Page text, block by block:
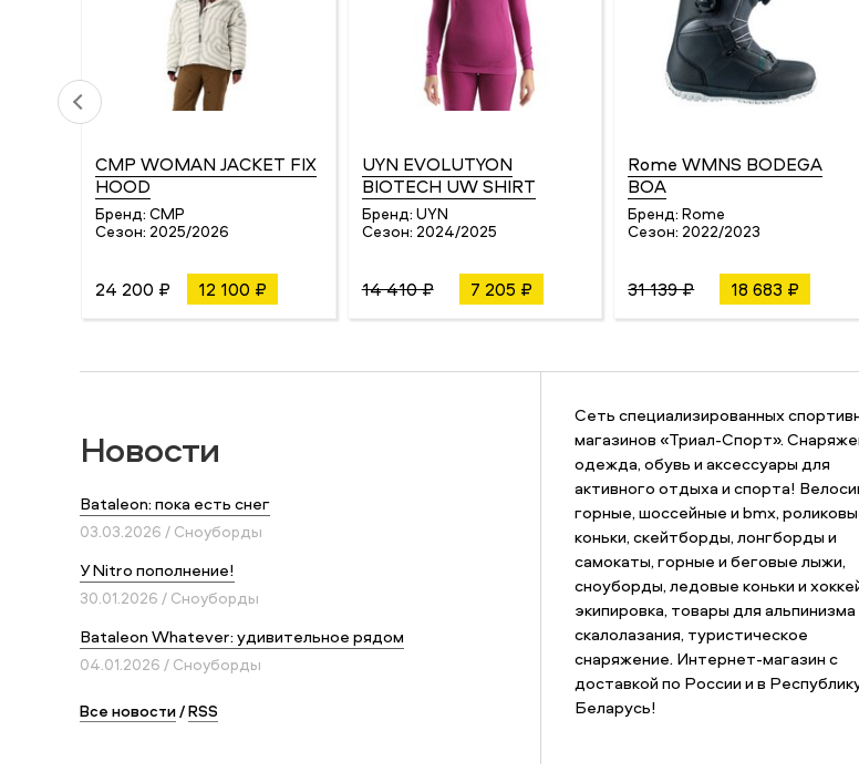
CMP WOMAN JACKET FIX
HOOD
Бренд: CMP
Сезон: 2025/2026
24 200 ₽ 12 100 ₽
UYN EVOLUTYON
BIOTECH UW SHIRT
Бренд: UYN
Сезон: 2024/2025
14 410 ₽ 7 205 ₽
Rome WMNS BODEGA
BOA
Бренд: Rome
Сезон: 2022/2023
31 139 ₽ 18 683 ₽
Новости
Bataleon: пока есть снег
03.03.2026 / Сноуборды
У Nitro пополнение!
30.01.2026 / Сноуборды
Bataleon Whatever: удивительное рядом
04.01.2026 / Сноуборды
Все новости/RSS
Сеть специализированных
магазинов «Триал-Спорт».
одежда, обувь и аксессуары для
активного отдыха и спорта!
горные, шоссейные и bmx,
коньки, скейтборды, лонгборды и
самокаты, горные и беговые лыжи,
сноуборды, ледовые коньки и
экипировка, товары для альпинизма
скалолазания, туристическое
снаряжение. Интернет-магазин с
доставкой по России и в
Беларусь!